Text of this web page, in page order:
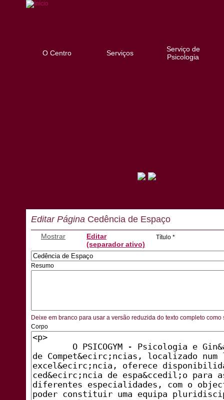
O Centro Serviços
Serviço de
Psicologia
Editar Página Cedência de Espaço
Mostrar
Editar
(separador ativo)
Título *
Resumo
Deixe em branco para usar a versão reduzida do texto completo como
Corpo